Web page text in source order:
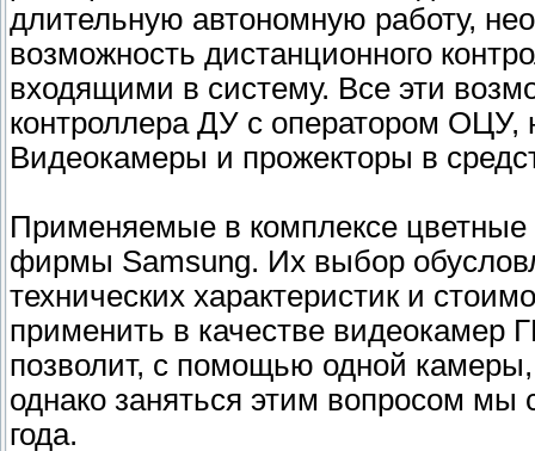
длительную автономную работу,
возможность дистанционного
входящими в систему. Все эти
контроллера ДУ с оператором ОЦУ,
Видеокамеры и прожекторы в
Применяемые в комплексе
фирмы Samsung. Их выбор
технических характеристик и
применить в качестве видеокамер
позволит, с помощью одной
однако заняться этим вопросом
года.